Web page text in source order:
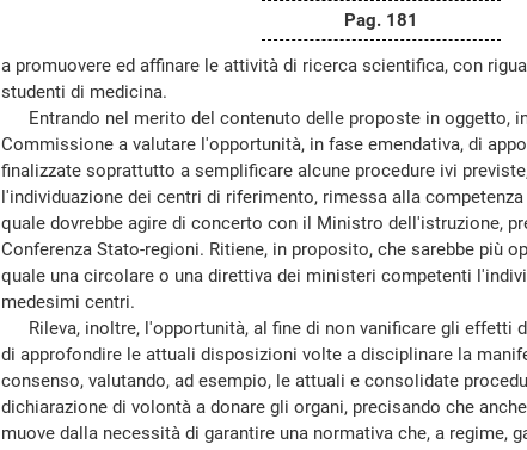
Pag. 181
a promuovere ed affinare le attività di ricerca scientifica, con
studenti di medicina.
Entrando nel merito del contenuto delle proposte in oggetto,
Commissione a valutare l'opportunità, in fase emendativa, di
finalizzate soprattutto a semplificare alcune procedure ivi
l'individuazione dei centri di riferimento, rimessa alla
quale dovrebbe agire di concerto con il Ministro dell'istruzione,
Conferenza Stato-regioni. Ritiene, in proposito, che sarebbe più
quale una circolare o una direttiva dei ministeri competenti
medesimi centri.
Rileva, inoltre, l'opportunità, al fine di non vanificare gli effetti
di approfondire le attuali disposizioni volte a disciplinare la
consenso, valutando, ad esempio, le attuali e consolidate
dichiarazione di volontà a donare gli organi, precisando che
muove dalla necessità di garantire una normativa che, a regime,